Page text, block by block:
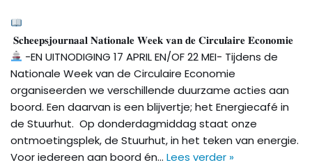
𝐒𝐜𝐡𝐞𝐞𝐩𝐬𝐣𝐨𝐮𝐫𝐧𝐚𝐚𝐥 𝐍𝐚𝐭𝐢𝐨𝐧𝐚𝐥𝐞 𝐖𝐞𝐞𝐤 𝐯𝐚𝐧 𝐝𝐞 𝐂𝐢𝐫𝐜𝐮𝐥𝐚𝐢𝐫𝐞 𝐄𝐜𝐨𝐧𝐨𝐦𝐢𝐞
-EN UITNODIGING 17 APRIL EN/OF 22 MEI- Tijdens de
Nationale Week van de Circulaire Economie
organiseerden we verschillende duurzame acties aan
boord. Een daarvan is een blijvertje; het Energiecafé in
de Stuurhut. Op donderdagmiddag staat onze
ontmoetingsplek, de Stuurhut, in het teken van energie.
Voor iedereen aan boord én… Lees verder »